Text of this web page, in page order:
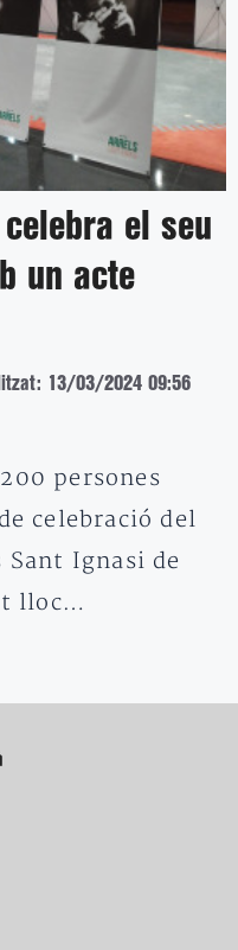
el seu
un acte
13/03/2024 09:56
persones
celebració del
Sant Ignasi de
lloc…